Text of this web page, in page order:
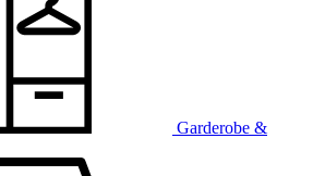
Garderobe &